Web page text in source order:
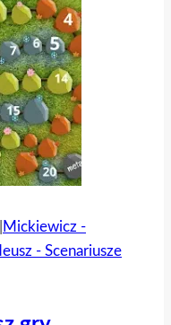
Mickiewicz -
- Scenariusze